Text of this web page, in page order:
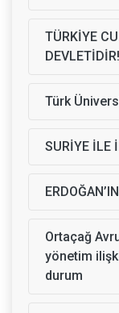
TÜRKİYE
Türk
SURİYE İLE
Ortaçağ
yönetim
durum